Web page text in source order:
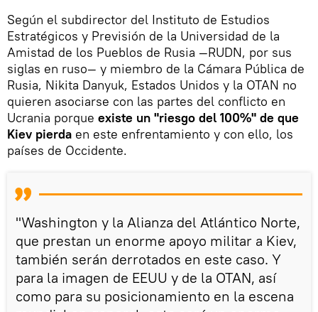
Según el subdirector del Instituto de Estudios
Estratégicos y Previsión de la Universidad de la
Amistad de los Pueblos de Rusia —RUDN, por sus
siglas en ruso— y miembro de la Cámara Pública de
Rusia, Nikita Danyuk, Estados Unidos y la OTAN no
quieren asociarse con las partes del conflicto en
Ucrania porque existe un "riesgo del 100%" de que
Kiev pierda en este enfrentamiento y con ello, los
países de Occidente.
"Washington y la Alianza del Atlántico Norte,
que prestan un enorme apoyo militar a Kiev,
también serán derrotados en este caso. Y
para la imagen de EEUU y de la OTAN, así
como para su posicionamiento en la escena